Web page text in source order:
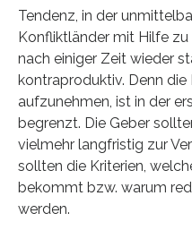
Tendenz, in der
Konfliktländer mit Hilfe
nach einiger Zeit wieder
kontraproduktiv. Denn die
aufzunehmen, ist in der
begrenzt. Die Geber
vielmehr langfristig zur
sollten die Kriterien,
bekommt bzw. warum
werden.